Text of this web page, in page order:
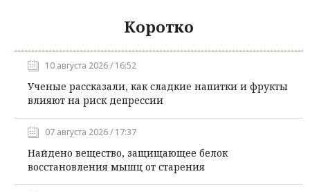
Коротко
10 августа 2026 / 16:52
Ученые рассказали, как сладкие напитки и фрукты
влияют на риск депрессии
07 августа 2026 / 17:37
Найдено вещество, защищающее белок
восстановления мышц от старения